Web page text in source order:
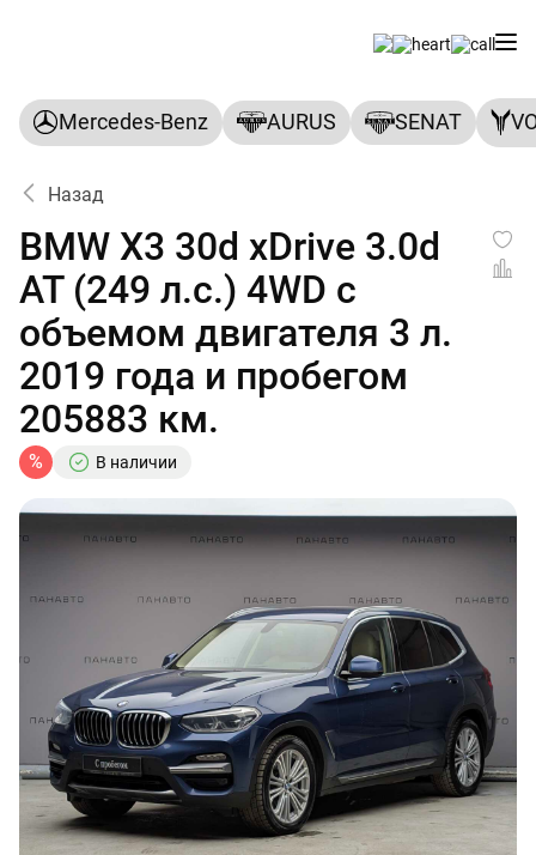
Mercedes-Benz AURUS SENAT
Назад
BMW X3 30d xDrive 3.0d
AT (249 л.с.) 4WD с
объемом двигателя 3 л.
2019 года и пробегом
205883 км.
% В наличии